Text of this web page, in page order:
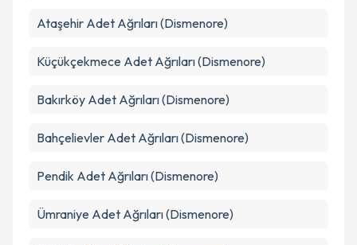
Ataşehir Adet Ağrıları (Dismenore)
Küçükçekmece Adet Ağrıları (Dismenore)
Bakırköy Adet Ağrıları (Dismenore)
Bahçelievler Adet Ağrıları (Dismenore)
Pendik Adet Ağrıları (Dismenore)
Ümraniye Adet Ağrıları (Dismenore)